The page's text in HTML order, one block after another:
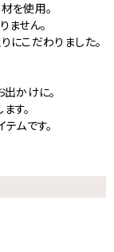
を使用。
せん。
にこだわりました。
かけに。
す。
ムです。